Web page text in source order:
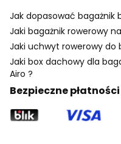
Jak dopasować bagażnik
Jaki bagażnik rowerowy
Jaki uchwyt rowerowy do
Jaki box dachowy dla
Airo ?
Bezpieczne płatności